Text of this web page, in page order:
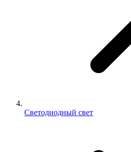
Светодиодный свет